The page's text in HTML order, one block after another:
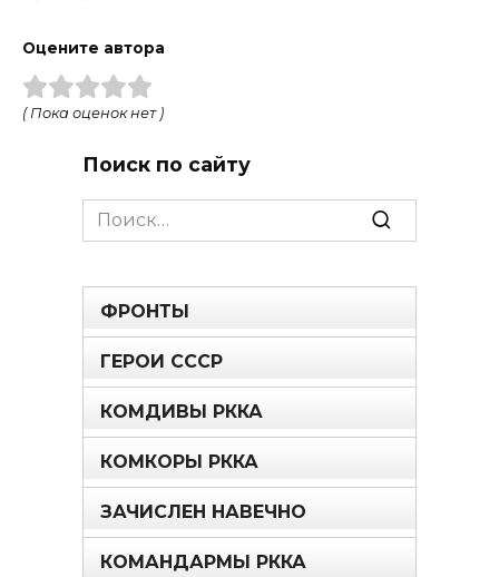
Оцените автора
( Пока оценок нет )
Поиск по сайту
Search
for:
ФРОНТЫ
ГЕРОИ СССР
КОМДИВЫ РККА
КОМКОРЫ РККА
ЗАЧИСЛЕН НАВЕЧНО
КОМАНДАРМЫ РККА